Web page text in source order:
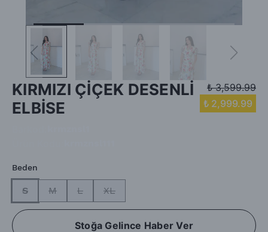
KIRMIZI ÇİÇEK DESENLİ
ELBİSE
₺ 3,599.99
₺ 2,999.99
Beden
S M L XL
Stoğa Gelince Haber Ver